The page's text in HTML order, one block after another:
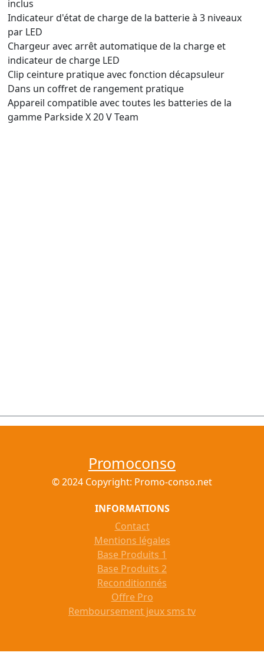
inclus
Indicateur d'état de charge de la batterie à 3 niveaux
par LED
Chargeur avec arrêt automatique de la charge et
indicateur de charge LED
Clip ceinture pratique avec fonction décapsuleur
Dans un coffret de rangement pratique
Appareil compatible avec toutes les batteries de la
gamme Parkside X 20 V Team
Promoconso
© 2024 Copyright: Promo-conso.net
INFORMATIONS
Contact
Mentions légales
Base Produits 1
Base Produits 2
Reconditionnés
Offre Pro
Remboursement jeux sms tv